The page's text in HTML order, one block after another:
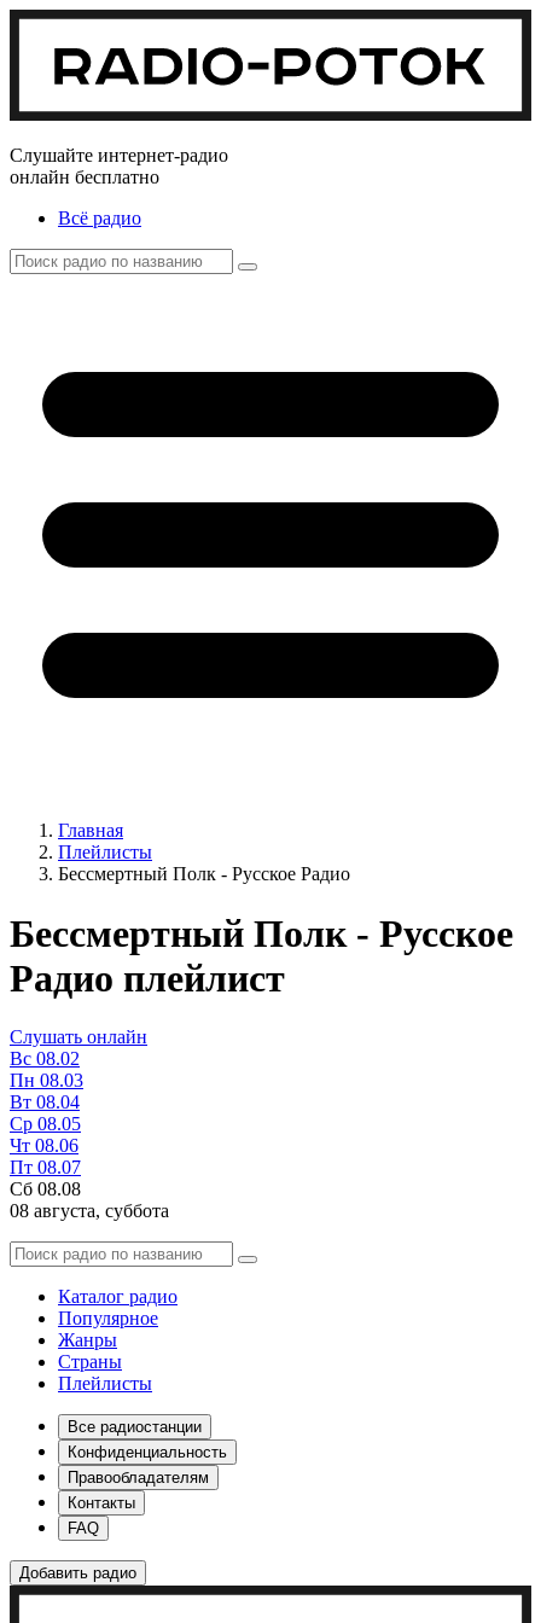
Слушайте интернет-радио
онлайн бесплатно
Всё радио
Главная
Плейлисты
Бессмертный Полк - Русское Радио
Бессмертный Полк - Русское
Радио плейлист
Слушать онлайн
Вс 08.02
Пн 08.03
Вт 08.04
Ср 08.05
Чт 08.06
Пт 08.07
Сб 08.08
08 августа, суббота
Каталог радио
Популярное
Жанры
Страны
Плейлисты
Все радиостанции
Конфиденциальность
Правообладателям
Контакты
FAQ
Добавить радио